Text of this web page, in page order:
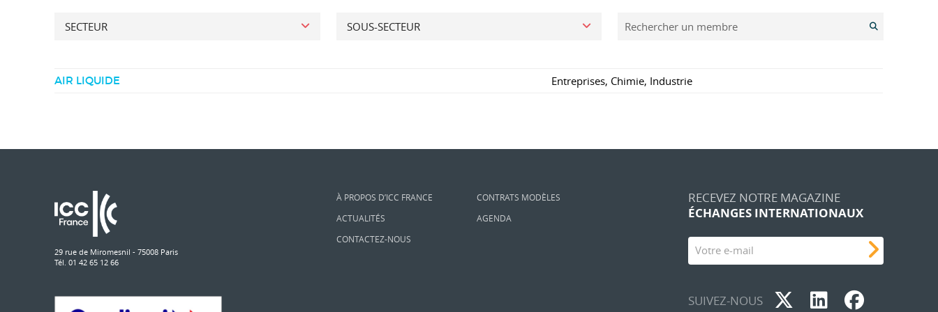
SECTEUR SOUS-SECTEUR Rechercher un membre
AIR LIQUIDE Entreprises, Chimie, Industrie
29 rue de Miromesnil - 75008 Paris
Tél. 01 42 65 12 66
À PROPOS D’ICC FRANCE
ACTUALITÉS
CONTACTEZ-NOUS
CONTRATS MODÈLES
AGENDA
RECEVEZ NOTRE MAGAZINE
ÉCHANGES INTERNATIONAUX
Votre e-mail
SUIVEZ-NOUS